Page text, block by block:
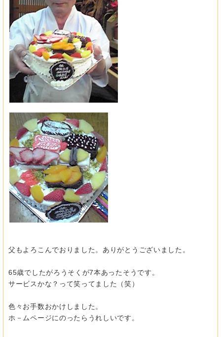
父もよろこんでおりました。ありがとうございました。
65歳でしたがろうそくが7本あったそうです。
サービスかな？って笑ってました（笑）
色々お手数おかけしました。
ホ－ムページにのったらうれしいです。